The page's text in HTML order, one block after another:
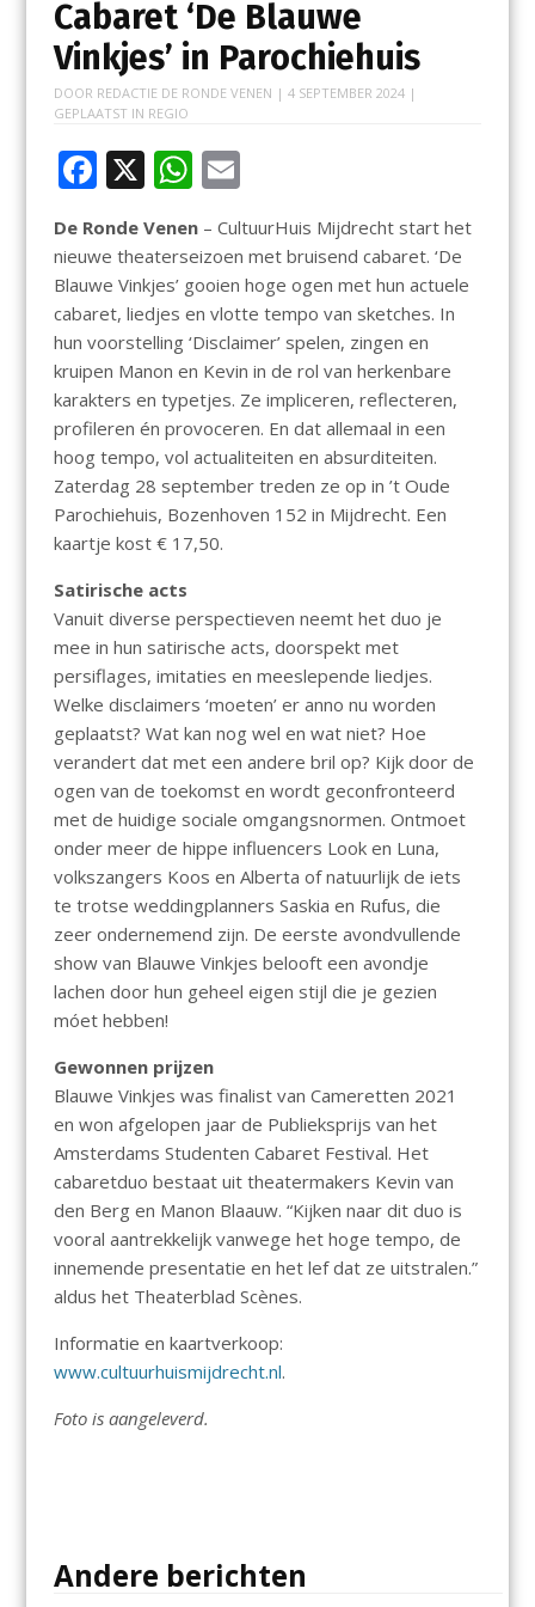
Cabaret ‘De Blauwe
Vinkjes’ in Parochiehuis
DOOR REDACTIE DE RONDE VENEN | 4 SEPTEMBER 2024|
GEPLAATST IN REGIO
F
ac
e
b
o
o
k
X W
at
s
A
p
p
E
m
ai
l
De Ronde Venen– CultuurHuis Mijdrecht start het
nieuwe theaterseizoen met bruisend cabaret. ‘De
Blauwe Vinkjes’ gooien hoge ogen met hun actuele
cabaret, liedjes en vlotte tempo van sketches. In
hun voorstelling ‘Disclaimer’ spelen, zingen en
kruipen Manon en Kevin in de rol van herkenbare
karakters en typetjes. Ze impliceren, reflecteren,
profileren én provoceren. En dat allemaal in een
hoog tempo, vol actualiteiten en absurditeiten.
Zaterdag 28 september treden ze op in ’t Oude
Parochiehuis, Bozenhoven 152 in Mijdrecht. Een
kaartje kost € 17,50.
Satirische acts
Vanuit diverse perspectieven neemt het duo je
mee in hun satirische acts, doorspekt met
persiflages, imitaties en meeslepende liedjes.
Welke disclaimers ‘moeten’ er anno nu worden
geplaatst? Wat kan nog wel en wat niet? Hoe
verandert dat met een andere bril op? Kijk door de
ogen van de toekomst en wordt geconfronteerd
met de huidige sociale omgangsnormen. Ontmoet
onder meer de hippe influencers Look en Luna,
volkszangers Koos en Alberta of natuurlijk de iets
te trotse weddingplanners Saskia en Rufus, die
zeer ondernemend zijn. De eerste avondvullende
show van Blauwe Vinkjes belooft een avondje
lachen door hun geheel eigen stijl die je gezien
móet hebben!
Gewonnen prijzen
Blauwe Vinkjes was finalist van Cameretten 2021
en won afgelopen jaar de Publieksprijs van het
Amsterdams Studenten Cabaret Festival. Het
cabaretduo bestaat uit theatermakers Kevin van
den Berg en Manon Blaauw. “Kijken naar dit duo is
vooral aantrekkelijk vanwege het hoge tempo, de
innemende presentatie en het lef dat ze uitstralen.”
aldus het Theaterblad Scènes.
Informatie en kaartverkoop:
www.cultuurhuismijdrecht.nl.
Foto is aangeleverd.
Andere berichten